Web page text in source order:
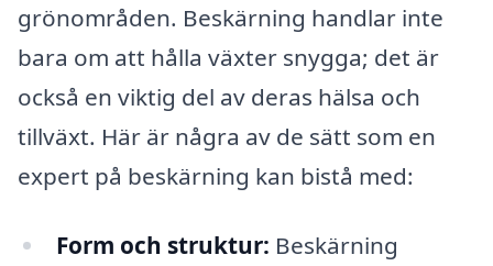
grönområden. Beskärning handlar inte
bara om att hålla växter snygga; det är
också en viktig del av deras hälsa och
tillväxt. Här är några av de sätt som en
expert på beskärning kan bistå med:
Form och struktur: Beskärning